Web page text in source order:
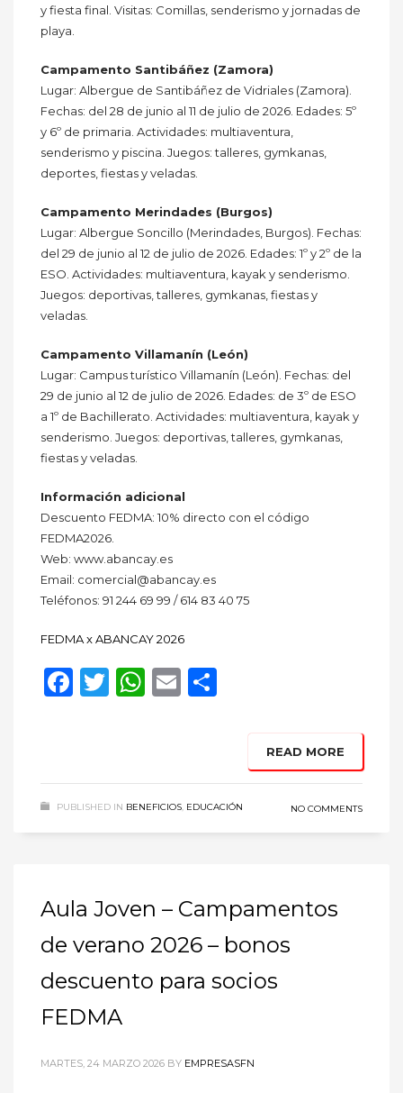
y fiesta final. Visitas: Comillas, senderismo y jornadas de
playa.
Campamento Santibáñez (Zamora)
Lugar: Albergue de Santibáñez de Vidriales (Zamora).
Fechas: del 28 de junio al 11 de julio de 2026. Edades: 5º
y 6º de primaria. Actividades: multiaventura,
senderismo y piscina. Juegos: talleres, gymkanas,
deportes, fiestas y veladas.
Campamento Merindades (Burgos)
Lugar: Albergue Soncillo (Merindades, Burgos). Fechas:
del 29 de junio al 12 de julio de 2026. Edades: 1º y 2º de la
ESO. Actividades: multiaventura, kayak y senderismo.
Juegos: deportivas, talleres, gymkanas, fiestas y
veladas.
Campamento Villamanín (León)
Lugar: Campus turístico Villamanín (León). Fechas: del
29 de junio al 12 de julio de 2026. Edades: de 3º de ESO
a 1º de Bachillerato. Actividades: multiaventura, kayak y
senderismo. Juegos: deportivas, talleres, gymkanas,
fiestas y veladas.
Información adicional
Descuento FEDMA: 10% directo con el código
FEDMA2026.
Web: www.abancay.es
Email: comercial@abancay.es
Teléfonos: 91 244 69 99 / 614 83 40 75
FEDMA x ABANCAY 2026
Facebook
Twitter
WhatsApp
Email
READ MORE
PUBLISHED IN BENEFICIOS, EDUCACIÓN NO COMMENTS
Aula Joven – Campamentos
de verano 2026 – bonos
descuento para socios
FEDMA
MARTES, 24 MARZO 2026 BY EMPRESASFN